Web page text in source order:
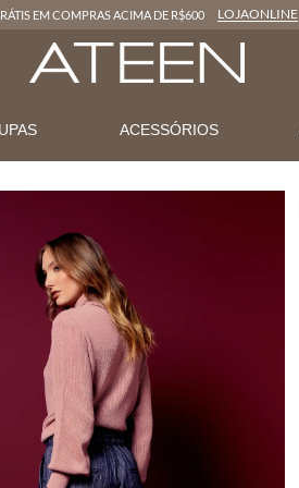
EM COMPRAS ACIMA DE R$600 LOJAONLINE
ACESSÓRIOS